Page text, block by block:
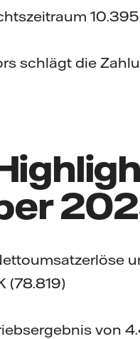
10.395
schlägt die
(78.819)
von